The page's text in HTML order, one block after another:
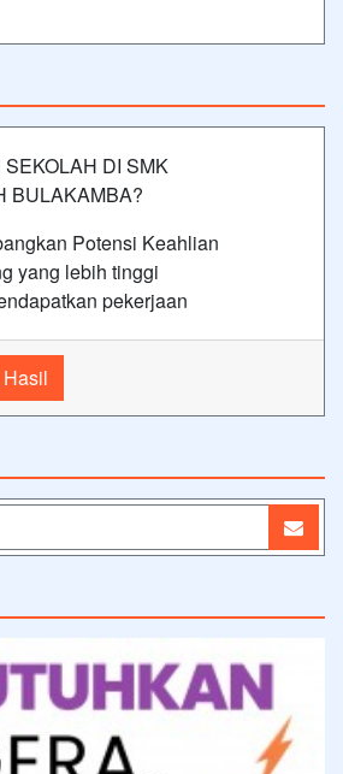
DI SMK
BULAKAMBA?
Potensi Keahlian
yang lebih tinggi
pekerjaan
Hasil